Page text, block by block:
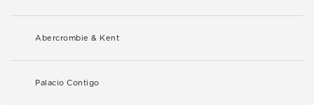
Abercrombie & Kent
Palacio Contigo